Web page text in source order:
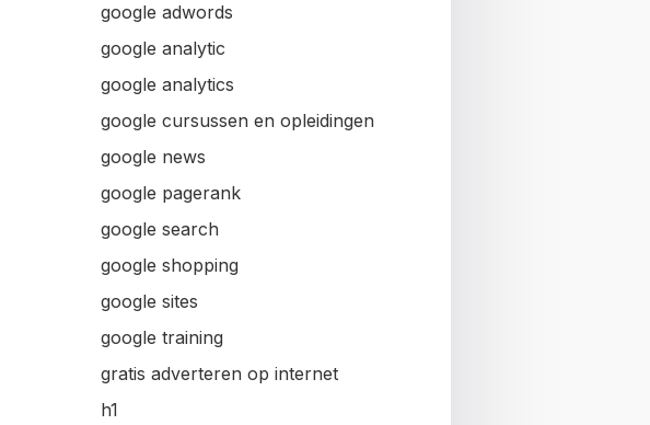
google adwords
google analytic
google analytics
google cursussen en opleidingen
google news
google pagerank
google search
google shopping
google sites
google training
gratis adverteren op internet
h1